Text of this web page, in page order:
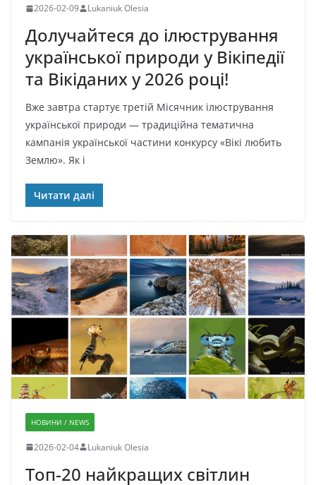
2026-02-09 Lukaniuk Olesia
Долучайтеся до ілюстрування
української природи у Вікіпедії
та Вікіданих у 2026 році!
Вже завтра стартує третій Місячник ілюстрування
української природи — традиційна тематична
кампанія української частини конкурсу «Вікі любить
Землю». Як і
Читати далі
НОВИНИ / NEWS
2026-02-04 Lukaniuk Olesia
Топ-20 найкращих світлин